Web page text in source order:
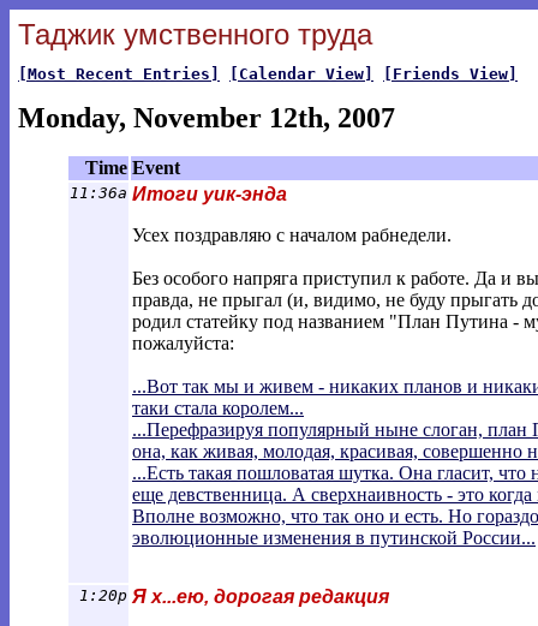
Таджик умственного труда
[Most Recent Entries] [Calendar View] [Friends View]
Monday, November 12th, 2007
Time Event
11:36a Итоги уик-энда
Усех поздравляю с началом рабнедели.
Без особого напряга приступил к работе. Да и
правда, не прыгал (и, видимо, не буду прыгать
родил статейку под названием "План Путина -
пожалуйста:
...Вот так мы и живем - никаких планов и
таки стала королем...
...Перефразируя популярный ныне слоган,
она, как живая, молодая, красивая, совершенно
...Есть такая пошловатая шутка. Она гласит, что
еще девственница. А сверхнаивность - это
Вполне возможно, что так оно и есть. Но
эволюционные изменения в путинской России...
1:20p Я х...ею, дорогая редакция